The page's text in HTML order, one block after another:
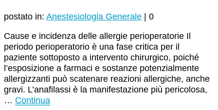
postato in: Anestesiologia Generale | 0
Cause e incidenza delle allergie perioperatorie Il
periodo perioperatorio è una fase critica per il
paziente sottoposto a intervento chirurgico, poiché
l’esposizione a farmaci e sostanze potenzialmente
allergizzanti può scatenare reazioni allergiche, anche
gravi. L’anafilassi è la manifestazione più pericolosa,
… Continua